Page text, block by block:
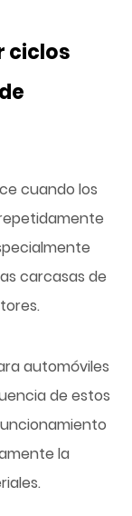
ciclos
cuando los
carcasas de
automóviles
de estos
la